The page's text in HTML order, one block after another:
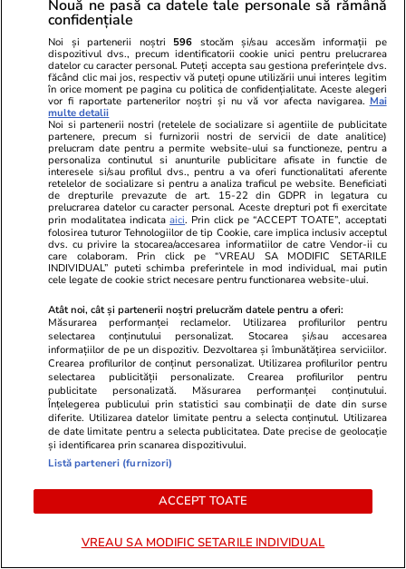
Peste 900 de foști parlamentari
încasează pensii speciale. 154
de dosare noi au fost aprobate
după o decizie CCR din 2023.
Cât ne costă lunar
PARTENERI
Fanatik.ro
Starul de 100 de milioane de
euro al lui Cristi Chivu la Inter,
refuzat de echipele din SuperLiga:
„Costa doar un milion!”
Spotmedia.ro
stârnește
Nouă ne pasă ca datele tale personale să rămână
confidențiale
Noi și partenerii noștri 596 stocăm și/sau accesăm informații pe
dispozitivul dvs., precum identificatorii cookie unici pentru prelucrarea
datelor cu caracter personal. Puteți accepta sau gestiona preferințele dvs.
făcând clic mai jos, respectiv vă puteți opune utilizării unui interes legitim
în orice moment pe pagina cu politica de confidențialitate. Aceste alegeri
vor fi raportate partenerilor noștri și nu vă vor afecta navigarea. Mai
multe detalii
Noi si partenerii nostri (retelele de socializare si agentiile de publicitate
partenere, precum si furnizorii nostri de servicii de date analitice)
prelucram date pentru a permite website-ului sa functioneze, pentru a
personaliza continutul si anunturile publicitare afisate in functie de
interesele si/sau profilul dvs., pentru a va oferi functionalitati aferente
retelelor de socializare si pentru a analiza traficul pe website. Beneficiati
de drepturile prevazute de art. 15-22 din GDPR in legatura cu
prelucrarea datelor cu caracter personal. Aceste drepturi pot fi exercitate
prin modalitatea indicataaici. Prin click pe “ACCEPT TOATE”, acceptati
folosirea tuturor Tehnologiilor de tip Cookie, care implica inclusiv acceptul
dvs. cu privire la stocarea/accesarea informatiilor de catre Vendor-ii cu
care colaboram. Prin click pe “VREAU SA MODIFIC SETARILE
INDIVIDUAL” puteti schimba preferintele in mod individual, mai putin
cele legate de cookie strict necesare pentru functionarea website-ului.
Atât noi, cât și partenerii noștri prelucrăm datele pentru a oferi:
Măsurarea performanței reclamelor. Utilizarea profilurilor pentru
selectarea conținutului personalizat. Stocarea și/sau accesarea
informațiilor de pe un dispozitiv. Dezvoltarea și îmbunătățirea serviciilor.
Crearea profilurilor de conținut personalizat. Utilizarea profilurilor pentru
selectarea publicității personalizate. Crearea profilurilor pentru
publicitate personalizată. Măsurarea performanței conținutului.
Înțelegerea publicului prin statistici sau combinații de date din surse
diferite. Utilizarea datelor limitate pentru a selecta conținutul. Utilizarea
de date limitate pentru a selecta publicitatea. Date precise de geolocație
și identificarea prin scanarea dispozitivului.
Listă parteneri (furnizori)
ACCEPT TOATE
VREAU SA MODIFIC SETARILE INDIVIDUAL